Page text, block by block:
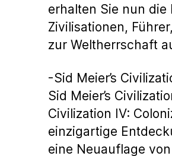
erhalten Sie nun
Zivilisationen,
zur Weltherrschaft
-Sid Meier’s
Sid Meier’s
Civilization IV:
einzigartige
eine Neuauflage